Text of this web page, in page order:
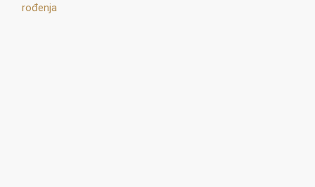
rođenja